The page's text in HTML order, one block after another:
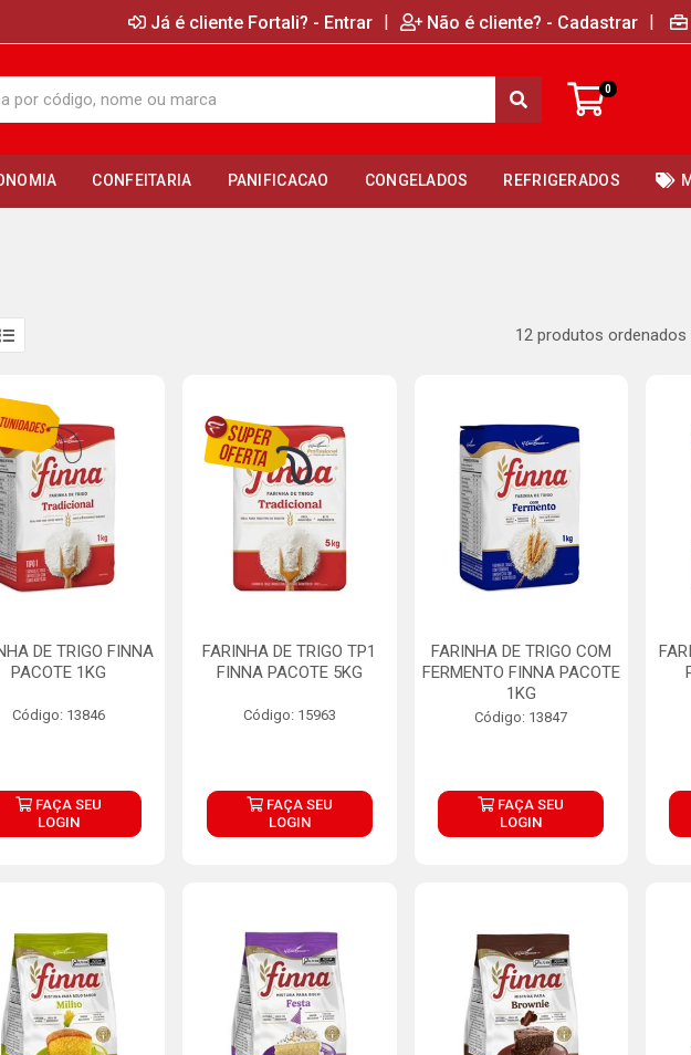
Já é cliente Fortali? - Entrar | Não é cliente? - Cadastrar |
0
CONFEITARIA PANIFICACAO CONGELADOS REFRIGERADOS
12 produtos ordenados
DE TRIGO FINNA
PACOTE 1KG
Código: 13846
FAÇA SEU
LOGIN
FARINHA DE TRIGO TP1
FINNA PACOTE 5KG
Código: 15963
FAÇA SEU
LOGIN
FARINHA DE TRIGO COM
FERMENTO FINNA PACOTE
1KG
Código: 13847
FAÇA SEU
LOGIN